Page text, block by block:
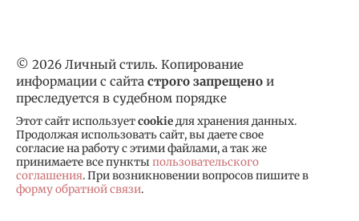
© 2026 Личный стиль. Копирование
информации с сайта строго запрещено и
преследуется в судебном порядке
Этот сайт используетcookieдля хранения данных.
Продолжая использовать сайт, вы даете свое
согласие на работу с этими файлами, а так же
принимаете все пункты пользовательского
соглашения. При возникновении вопросов пишите в
форму обратной связи.